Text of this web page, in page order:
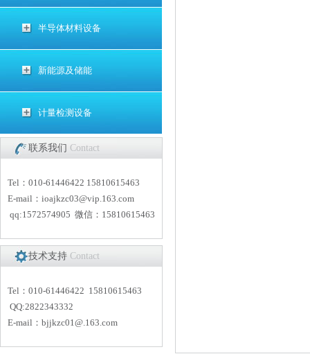
半导体材料设备
新能源及储能
计量检测设备
联系我们 Contact
Tel：010-61446422 15810615463
E-mail： ioajkzc03@vip.163.com
qq:1572574905 微信：15810615463
技术支持 Contact
Tel：010-61446422 15810615463
QQ:2822343332
E-mail： bjjkzc01@.163.com